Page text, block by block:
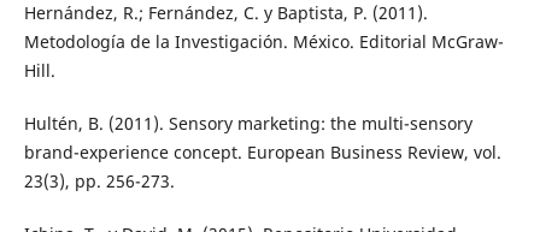
Hernández, R.; Fernández, C. y Baptista, P. (2011).
Metodología de la Investigación. México. Editorial McGraw-
Hill.
Hultén, B. (2011). Sensory marketing: the multi-sensory
brand-experience concept. European Business Review, vol.
23(3), pp. 256-273.